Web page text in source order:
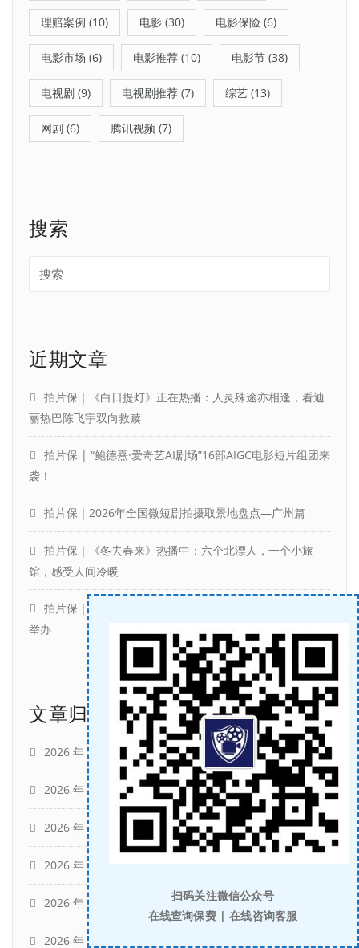
理赔案例 (10) 电影 (30) 电影保险 (6)
电影市场 (6) 电影推荐 (10) 电影节 (38)
电视剧 (9) 电视剧推荐 (7) 综艺 (13)
网剧 (6) 腾讯视频 (7)
搜索
近期文章
拍片保｜《白日提灯》正在热播：人灵殊途亦相逢，看迪
丽热巴陈飞宇双向救赎
拍片保 | “鲍德熹·爱奇艺AI剧场”16部AIGC电影短片组团来
袭！
拍片保｜2026年全国微短剧拍摄取景地盘点—广州篇
拍片保｜《冬去春来》热播中：六个北漂人，一个小旅
馆，感受人间冷暖
拍片保｜第16届北京国际电影节官宣4月16日至4月25日
举办
文章归档
2026 年 7 月 (5)
2026 年 6 月 (5)
2026 年 5 月
2026 年 4 月
2026 年 3 月
2026 年 2 月
扫码关注微信公众号
在线查询保费 | 在线咨询客服